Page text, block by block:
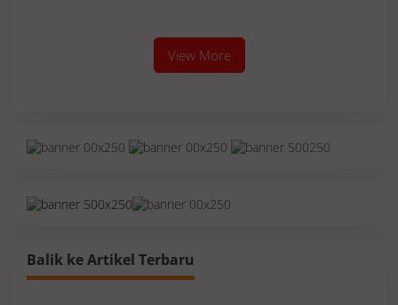
View More
Balik ke Artikel Terbaru